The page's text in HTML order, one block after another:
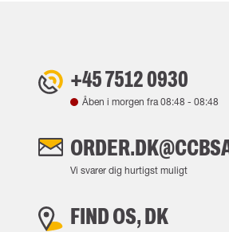
+45 7512 0930
Åben i morgen fra08:48 - 08:48
Vi svarer dig hurtigst muligt
FIND OS, DK